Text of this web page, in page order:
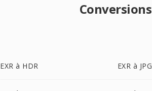
EXR à HDR EXR à JPG